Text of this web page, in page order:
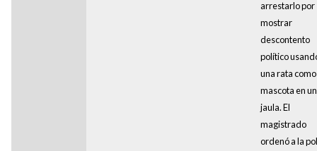
arrestarlo por
mostrar
descontento
político
una rata como
mascota en
jaula. El
magistrado
ordenó a la